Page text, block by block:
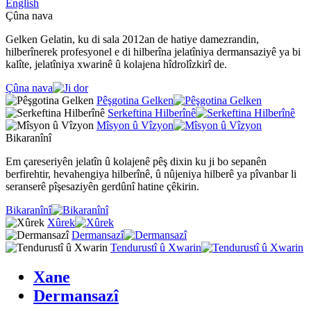
English
Çûna nava
Gelken Gelatin, ku di sala 2012an de hatiye damezrandin,
hilberînerek profesyonel e di hilberîna jelatîniya dermansaziyê ya bi
kalîte, jelatîniya xwarinê û kolajena hîdrolîzkirî de.
Çûna nava
Pêşgotina Gelken
Serkeftina Hilberînê
Mîsyon û Vîzyon
Bikaranînî
Em çareseriyên jelatîn û kolajenê pêş dixin ku ji bo sepanên
berfirehtir, hevahengiya hilberînê, û nûjeniya hilberê ya pîvanbar li
seranserê pîşesaziyên gerdûnî hatine çêkirin.
Bikaranînî
Xûrek
Dermansazî
Tendurustî û Xwarin
Xane
Dermansazî